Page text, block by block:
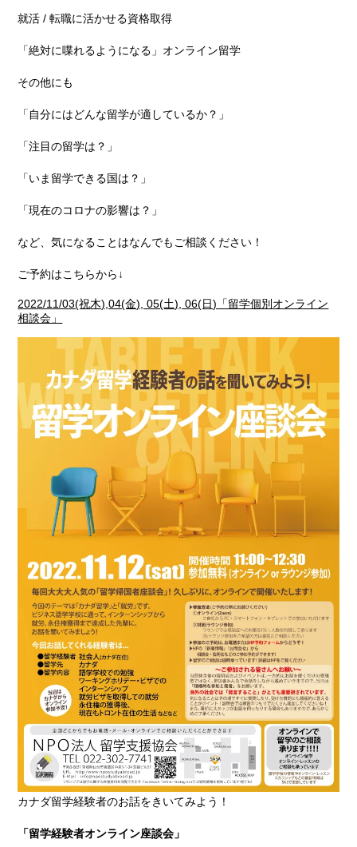
就活 / 転職に活かせる資格取得
「絶対に喋れるようになる」オンライン留学
その他にも
「自分にはどんな留学が適しているか？」
「注目の留学は？」
「いま留学できる国は？」
「現在のコロナの影響は？」
など、気になることはなんでもご相談ください！
ご予約はこちらから↓
2022/11/03(祝木),04(金), 05(土), 06(日)「留学個別オンライン
相談会」
カナダ留学経験者のお話をきいてみよう！
「留学経験者オンライン座談会」